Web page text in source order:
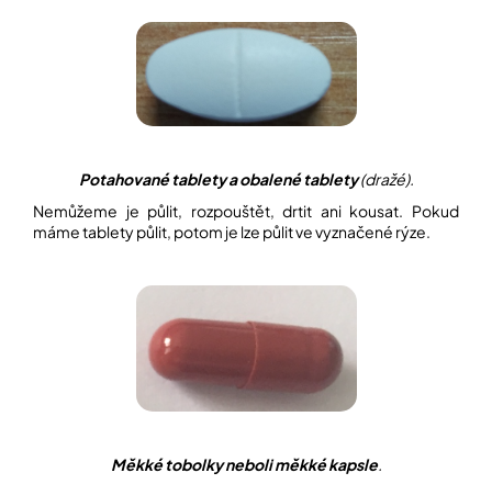
Potahované tablety a obalené tablety(dražé).
Nemůžeme je půlit, rozpouštět, drtit ani kousat. Pokud
máme tablety půlit, potom je lze půlit ve vyznačené rýze.
Měkké tobolky neboli měkké kapsle.